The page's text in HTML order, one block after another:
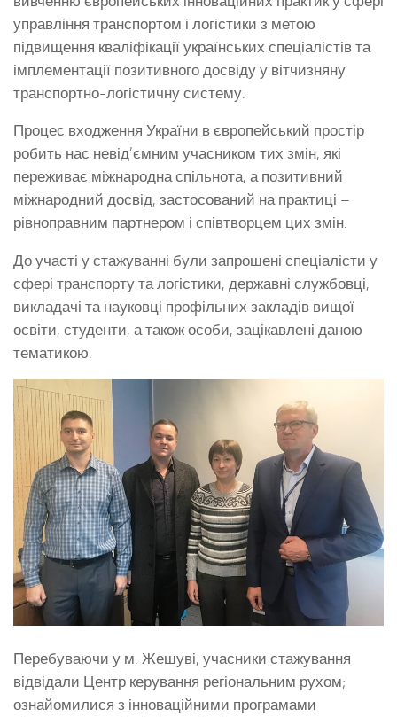
управління транспортом і логістики з метою
підвищення кваліфікації українських спеціалістів та
імплементації позитивного досвіду у вітчизняну
транспортно-логістичну систему.
Процес входження України в європейський простір
робить нас невід’ємним учасником тих змін, які
переживає міжнародна спільнота, а позитивний
міжнародний досвід, застосований на практиці –
рівноправним партнером і співтворцем цих змін.
До участі у стажуванні були запрошені спеціалісти у
сфері транспорту та логістики, державні службовці,
викладачі та науковці профільних закладів вищої
освіти, студенти, а також особи, зацікавлені даною
тематикою.
Перебуваючи у м. Жешуві, учасники стажування
відвідали Центр керування регіональним рухом;
ознайомилися з інноваційними програмами